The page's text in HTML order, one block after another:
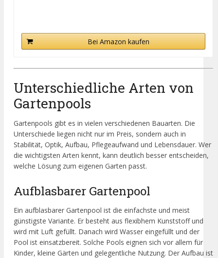
Bei Amazon kaufen
Unterschiedliche Arten von
Gartenpools
Gartenpools gibt es in vielen verschiedenen Bauarten. Die
Unterschiede liegen nicht nur im Preis, sondern auch in
Stabilität, Optik, Aufbau, Pflegeaufwand und Lebensdauer. Wer
die wichtigsten Arten kennt, kann deutlich besser entscheiden,
welche Lösung zum eigenen Garten passt.
Aufblasbarer Gartenpool
Ein aufblasbarer Gartenpool ist die einfachste und meist
günstigste Variante. Er besteht aus flexibhem Kunststoff und
wird mit Luft gefüllt. Danach wird Wasser eingefüllt und der
Pool ist einsatzbereit. Solche Pools eignen sich vor allem für
Kinder, kleine Gärten und gelegentliche Nutzung. Der Aufbau ist